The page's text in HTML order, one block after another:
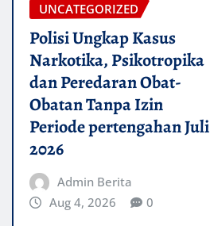
UNCATEGORIZED
Polisi Ungkap Kasus
Narkotika, Psikotropika
dan Peredaran Obat-
Obatan Tanpa Izin
Periode pertengahan Juli
2026
Admin Berita
Aug 4, 2026
0